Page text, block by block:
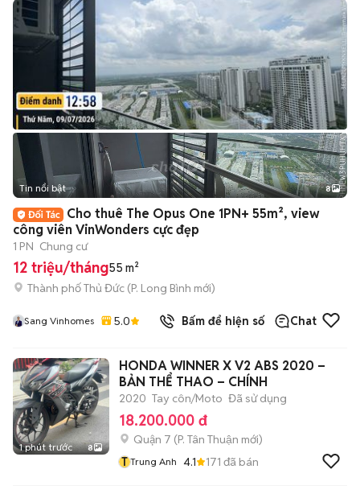
+2
Tin nổi bật 8
Cho thuê The Opus One 1PN+ 55m², view
công viên VinWonders cực đẹp
1 PN Chung cư
12 triệu/tháng55 m²
Thành phố Thủ Đức (P. Long Bình mới)
Sang Vinhomes 5.0 Bấm để hiện số Chat
1 phút trước 8
HONDA WINNER X V2 ABS 2020 –
BẢN THỂ THAO – CHÍNH
2020 Tay côn/Moto Đã sử dụng
18.200.000 đ
Quận 7 (P. Tân Thuận mới)
T Trung Anh 4.1 171 đã bán